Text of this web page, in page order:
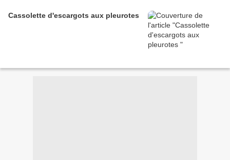
Cassolette d'escargots aux pleurotes